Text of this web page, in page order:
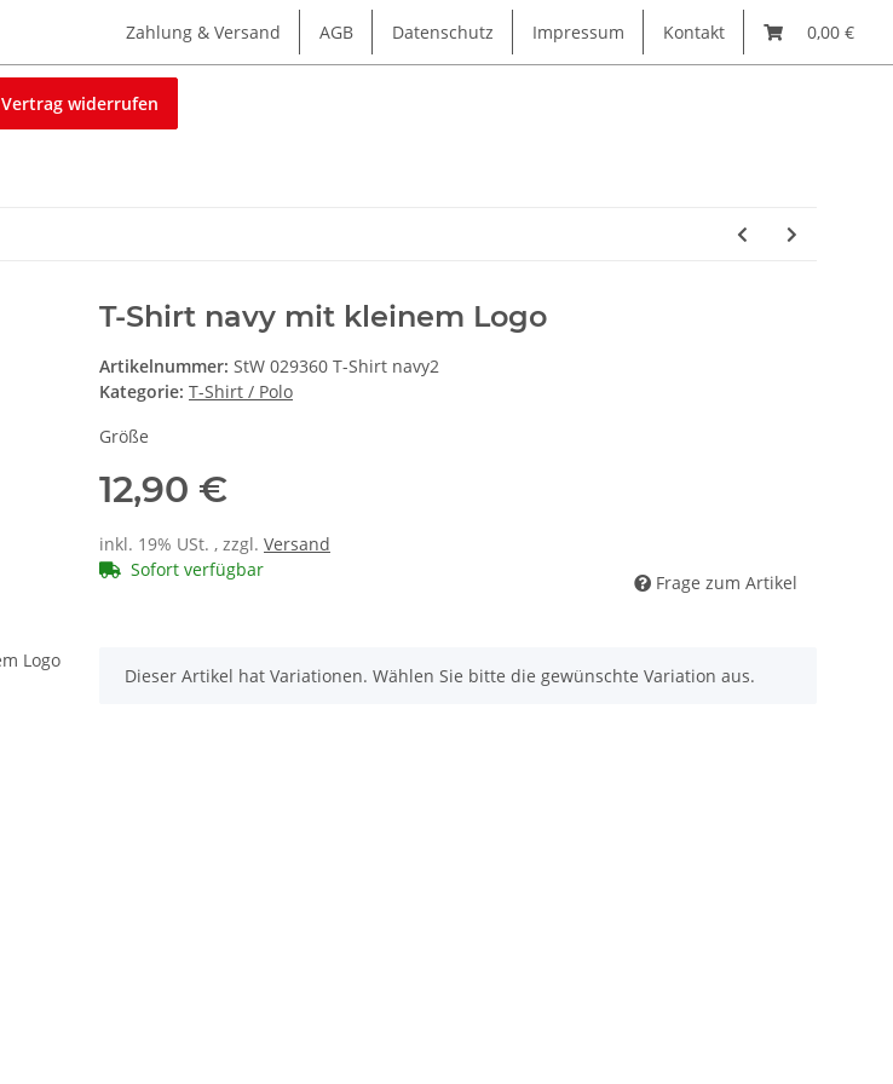
Zahlung & Versand AGB Datenschutz Impressum Kontakt 0,00 €
Vertrag widerrufen
T-Shirt navy mit kleinem Logo
Artikelnummer: StW 029360 T-Shirt navy2
Kategorie: T-Shirt / Polo
Größe
12,90 €
inkl. 19% USt. , zzgl. Versand
Sofort verfügbar
Frage zum Artikel
x
Dieser Artikel hat Variationen. Wählen Sie bitte die gewünschte Variation aus.